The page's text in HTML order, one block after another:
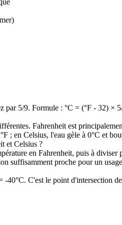
par 5/9. Formule : °C = (°F - 32) ×
Fahrenheit est
; en Celsius, l'eau gèle à 0°C et
et Celsius ?
en Fahrenheit, puis à
suffisamment proche pour un
40°C. C'est le point d'intersection